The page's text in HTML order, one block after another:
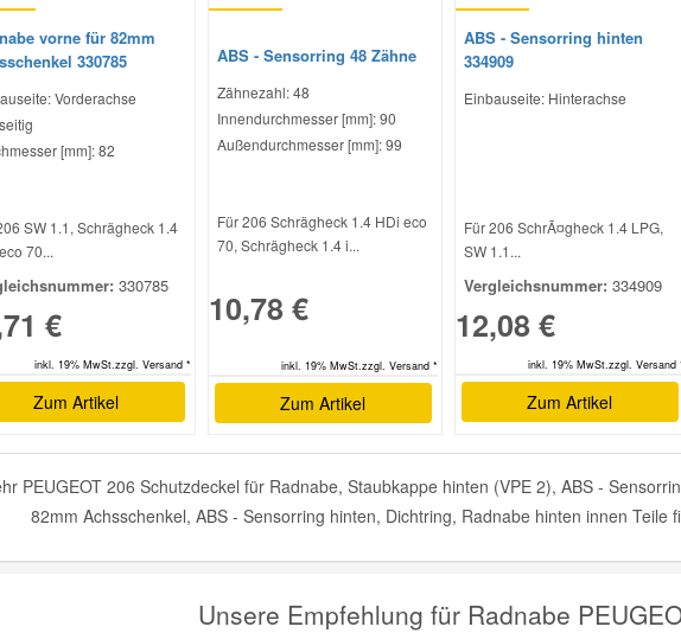
vorne für 82mm
330785
Vorderachse
[mm]: 82
SW 1.1, Schrägheck 1.4
70...
330785
€
inkl. 19% MwSt.zzgl. Versand *
Zum Artikel
ABS - Sensorring 48 Zähne
Zähnezahl: 48
Innendurchmesser [mm]: 90
Außendurchmesser [mm]: 99
Für 206 Schrägheck 1.4 HDi eco
70, Schrägheck 1.4 i...
10,78 €
inkl. 19% MwSt.zzgl. Versand *
Zum Artikel
ABS - Sensorring hinten
334909
Einbauseite: Hinterachse
Für 206 SchrÃ¤gheck 1.4 LPG,
SW 1.1...
Vergleichsnummer: 334909
12,08 €
inkl. 19% MwSt.zzgl. Versand
Zum Artikel
PEUGEOT 206 Schutzdeckel für Radnabe, Staubkappe hinten (VPE 2), ABS -
82mm Achsschenkel, ABS - Sensorring hinten, Dichtring, Radnabe hinten innen Teile
Unsere Empfehlung für Radnabe